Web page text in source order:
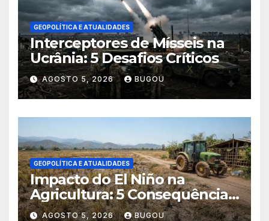
GEOPOLÍTICA E ATUALIDADES
Interceptores de Mísseis na
Ucrânia: 5 Desafios Críticos
AGOSTO 5, 2026 BUGOU
GEOPOLÍTICA E ATUALIDADES
Impacto do El Niño na
Agricultura: 5 Consequências
Críticas
AGOSTO 5, 2026 BUGOU